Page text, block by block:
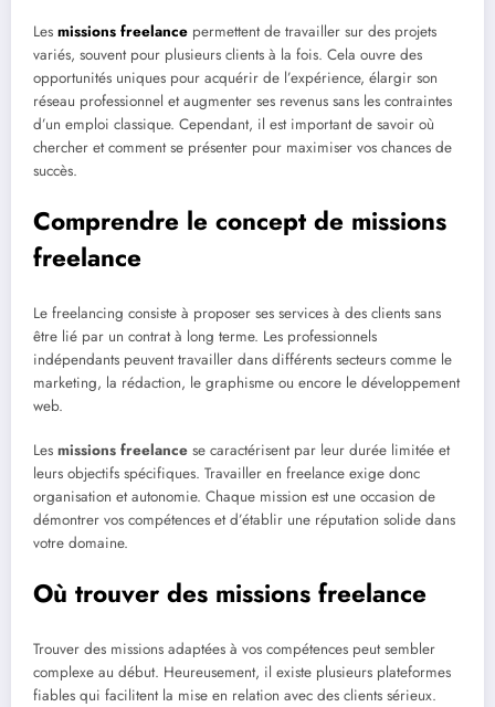
Les missions freelance permettent de travailler sur des projets
variés, souvent pour plusieurs clients à la fois. Cela ouvre des
opportunités uniques pour acquérir de l’expérience, élargir son
réseau professionnel et augmenter ses revenus sans les contraintes
d’un emploi classique. Cependant, il est important de savoir où
chercher et comment se présenter pour maximiser vos chances de
succès.
Comprendre le concept de missions
freelance
Le freelancing consiste à proposer ses services à des clients sans
être lié par un contrat à long terme. Les professionnels
indépendants peuvent travailler dans différents secteurs comme le
marketing, la rédaction, le graphisme ou encore le développement
web.
Les missions freelance se caractérisent par leur durée limitée et
leurs objectifs spécifiques. Travailler en freelance exige donc
organisation et autonomie. Chaque mission est une occasion de
démontrer vos compétences et d’établir une réputation solide dans
votre domaine.
Où trouver des missions freelance
Trouver des missions adaptées à vos compétences peut sembler
complexe au début. Heureusement, il existe plusieurs plateformes
fiables qui facilitent la mise en relation avec des clients sérieux.